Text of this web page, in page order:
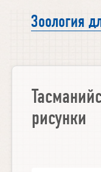
Зоология
рисунки